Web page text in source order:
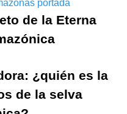
de la Eterna
¿quién es la
de la selva